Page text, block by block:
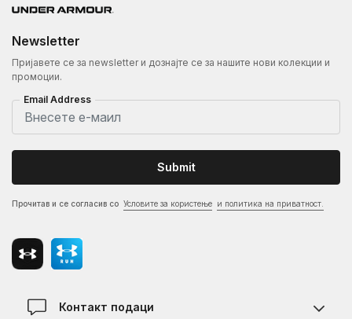
Newsletter
Пријавете се за newsletter и дознајте се за нашите нови колекции и
промоции.
Email Address
Submit
Прочитав и се согласив со Условите за користење и политика на приватност.
Контакт подаци